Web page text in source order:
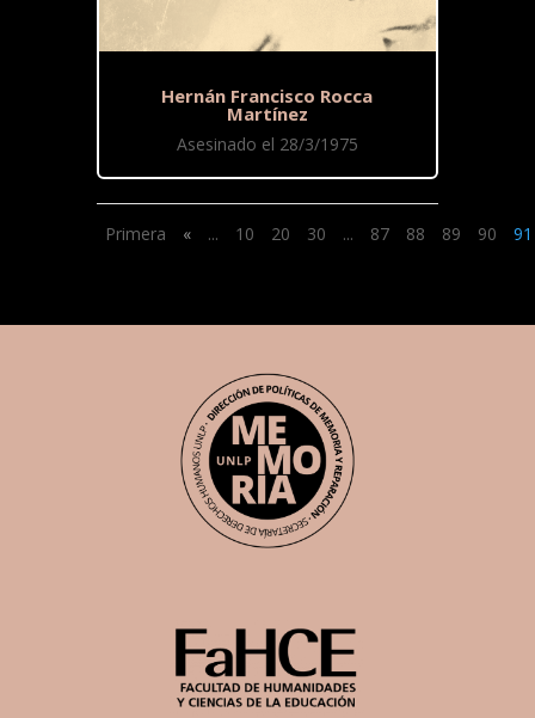
Hernán Francisco Rocca
Martínez
Asesinado el 28/3/1975
Primera « ... 10 20 30 ... 87 88 89 90 91